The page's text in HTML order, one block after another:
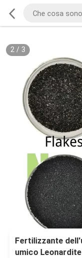
2/ 3
Fertilizzante
umico